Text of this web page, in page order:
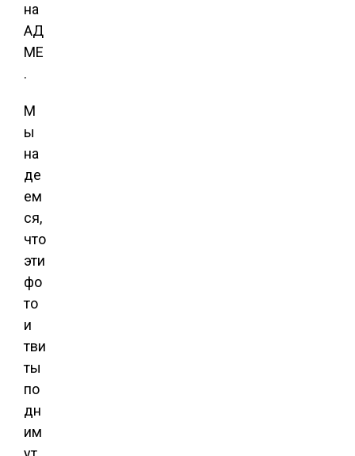
на
АД
МЕ
.
М
ы
на
де
ем
ся,
что
эти
фо
то
и
тви
ты
по
дн
им